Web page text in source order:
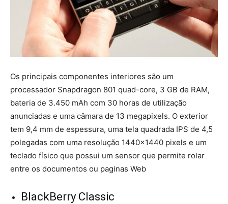
Os principais componentes interiores são um
processador Snapdragon 801 quad-core, 3 GB de RAM,
bateria de 3.450 mAh com 30 horas de utilização
anunciadas e uma câmara de 13 megapixels. O exterior
tem 9,4 mm de espessura, uma tela quadrada IPS de 4,5
polegadas com uma resolução 1440×1440 pixels e um
teclado físico que possui um sensor que permite rolar
entre os documentos ou paginas Web
BlackBerry Classic